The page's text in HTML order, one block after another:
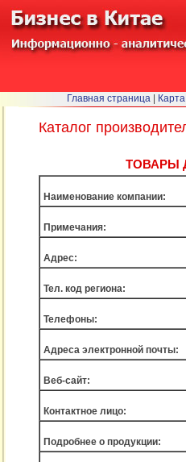
Каталог
ТОВАРЫ
Наименование компании:
Примечания:
Адрес:
Тел. код региона:
Телефоны:
Адреса электронной почты:
Веб-сайт:
Контактное лицо:
Подробнее о продукции:
Главная страница